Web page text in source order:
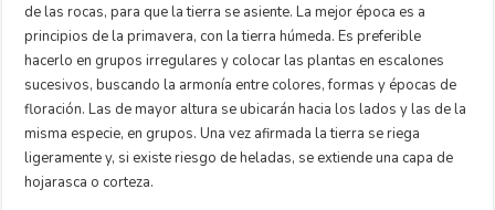
de las rocas, para que la tierra se asiente. La mejor época es a
principios de la primavera, con la tierra húmeda. Es preferible
hacerlo en grupos irregulares y colocar las plantas en escalones
sucesivos, buscando la armonía entre colores, formas y épocas de
floración. Las de mayor altura se ubicarán hacia los lados y las de la
misma especie, en grupos. Una vez afirmada la tierra se riega
ligeramente y, si existe riesgo de heladas, se extiende una capa de
hojarasca o corteza.